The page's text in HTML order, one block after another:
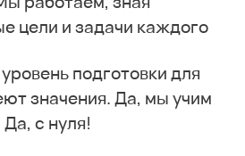
цели и задачи каждого
подготовки для
значения. Да, мы учим
с нуля!